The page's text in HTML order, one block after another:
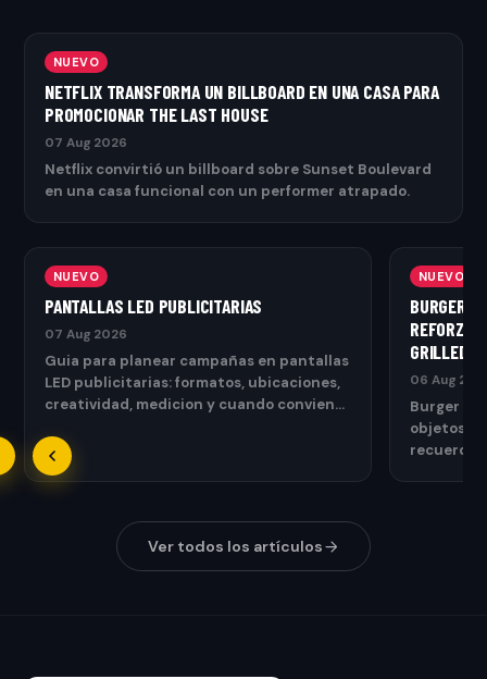
NUEVO
NETFLIX TRANSFORMA UN BILLBOARD EN UNA CASA PARA
PROMOCIONAR THE LAST HOUSE
07 Aug 2026
Netflix convirtió un billboard sobre Sunset Boulevard
en una casa funcional con un performer atrapado.
NUEVO
PANTALLAS LED PUBLICITARIAS
07 Aug 2026
Guia para planear campañas en pantallas
LED publicitarias: formatos, ubicaciones,
creatividad, medicion y cuando conviene
NUEVO
BURGER
GRILLED
06 Aug
Burger
objetos
Ver todos los artículos